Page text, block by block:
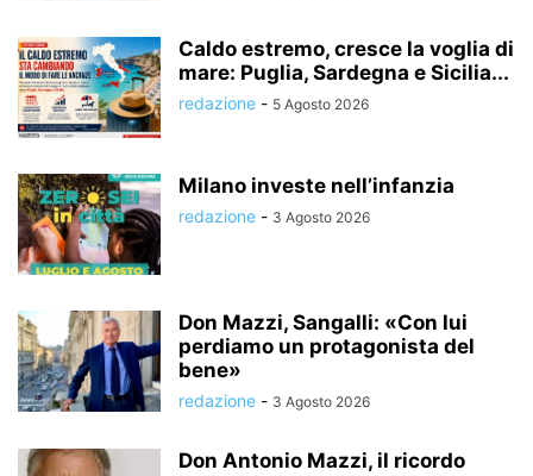
Caldo estremo, cresce la voglia di
mare: Puglia, Sardegna e Sicilia...
redazione - 5 Agosto 2026
Milano investe nell’infanzia
redazione - 3 Agosto 2026
Don Mazzi, Sangalli: «Con lui
perdiamo un protagonista del
bene»
redazione - 3 Agosto 2026
Don Antonio Mazzi, il ricordo